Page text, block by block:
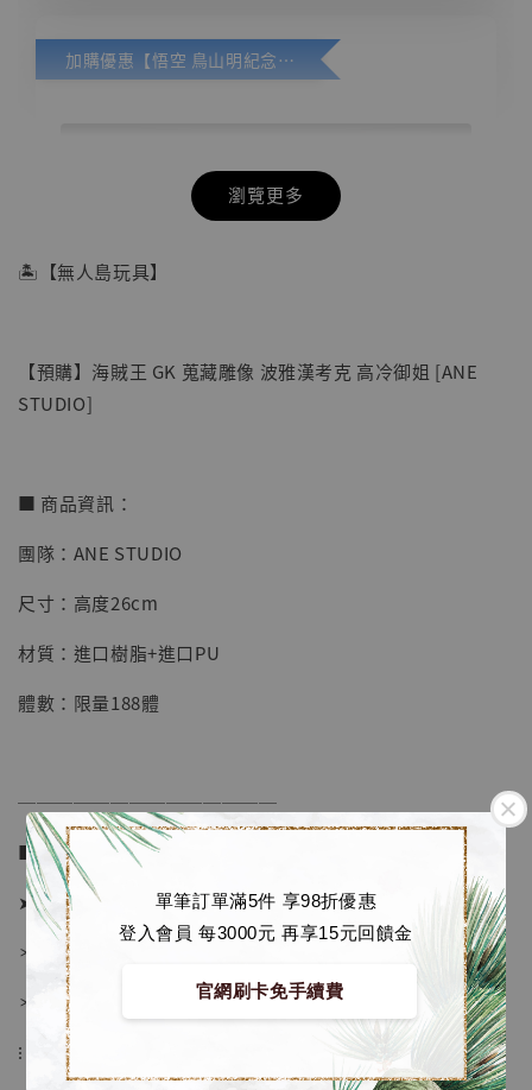
單筆訂單滿5件 享98折優惠
登入會員 每3000元 再享15元回饋金
官網刷卡免手續費
加購優惠【悟空 鳥山明紀念款 [奇蹟工作室]】
【店內現貨】七龍珠 系列蒐藏雕像 悟空 鳥山
明紀念款 [奇蹟工作室]
NT$ 5,580
瀏覽更多
🏝【無人島玩具】
【預購】海賊王 GK 蒐藏雕像 波雅漢考克 高冷御姐 [ANE
STUDIO]
■ 商品資訊：
團隊：ANE STUDIO
尺寸：高度26cm
材質：進口樹脂+進口PU
體數：限量188體
──────────────
■ 販售資訊 (NT$)：
➤ 價格 5580元 (訂金2180)
＊ 國際運費另計
＊ 刷卡免手續費
⁝